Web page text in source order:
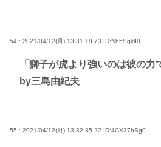
54 : 2021/04/12(月) 13:31:18.73 ID:Nh5SqklI0
「獅子が虎より強いのは彼の力
by三島由紀夫
55 : 2021/04/12(月) 13:32:35.22 ID:4CX37hSg0